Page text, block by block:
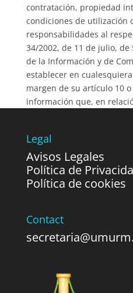
contratación, propiedad
condiciones de utilización
responsabilidades al
34/2002, de 11 de julio, de
de la Información y de
establecer en
margen de su artículo 10
información que, en
Legal
Avisos Legales
Política de
Política de cookies
Contact